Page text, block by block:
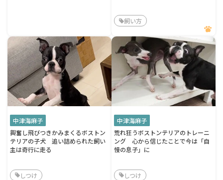
飼い方
中津海麻子
興奮し飛びつきかみまくるボストン
テリアの子犬 追い詰められた飼い
主は奇行に走る
しつけ
中津海麻子
荒れ狂うボストンテリアのトレーニ
ング 心から信じたことで今は「自
慢の息子」に
しつけ